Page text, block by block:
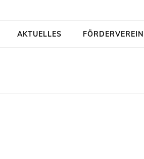
AKTUELLES FÖRDERVEREIN